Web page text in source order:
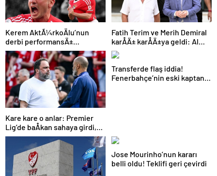
Kerem AktÃ¼rkoÄlu’nun
derbi performansÄ±
Portekiz’i bÃ¼yÃ¼ledi:
“Harry Potter Ã§Ä±ldÄ±rttÄ±!”
Fatih Terim ve Merih Demiral
karÅÄ± karÅÄ±ya geldi: Al
Shabab, Al Ahli’yi maÄlup etti
Kare kare o anlar: Premier
Lig’de baÅkan sahaya girdi,
teknik direktÃ¶rÃ¼
azarladÄ±!
Transferde flaş iddia!
Fenerbahçe’nin eski kaptanı
Jose Mourinho’nun kararı
belli oldu! Teklifi geri çevirdi